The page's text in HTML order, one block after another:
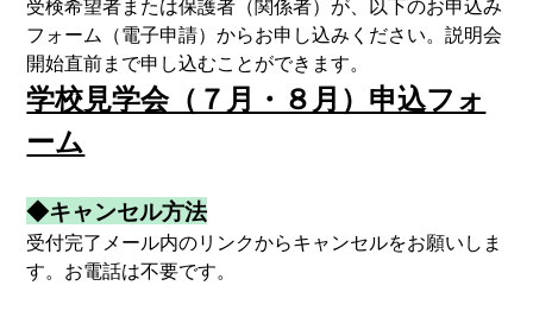
受検希望者または保護者（関係者）が、以下のお申込み
フォーム（電子申請）からお申し込みください。説明会
開始直前まで申し込むことができます。
学校見学会（７月・８月）申込フォ
ーム
◆キャンセル方法
受付完了メール内のリンクからキャンセルをお願いしま
す。お電話は不要です。